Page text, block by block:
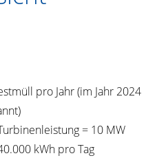
pro Jahr (im Jahr 2024
= 10 MW
kWh pro Tag